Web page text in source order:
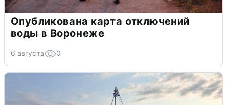
Опубликована карта отключений
воды в Воронеже
6 августа 0